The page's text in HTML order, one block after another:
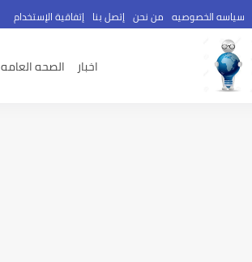
سياسه الخصوصيه من نحن إتصل بنا إتفاقية الإستخدام
اخبار الصحه العامه